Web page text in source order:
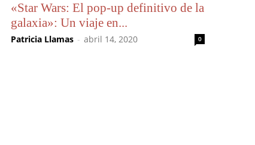
«Star Wars: El pop-up definitivo de la
galaxia»: Un viaje en...
Patricia Llamas - abril 14, 2020 0